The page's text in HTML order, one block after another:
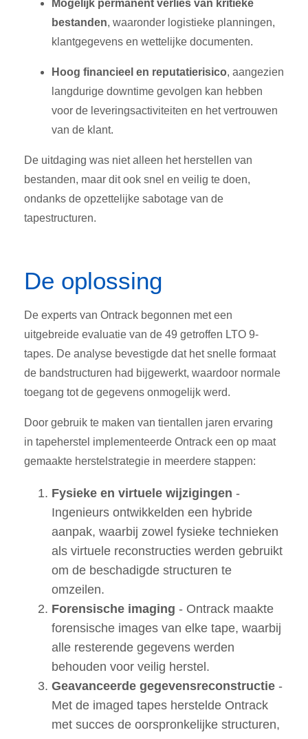
Mogelijk permanent verlies van kritieke
bestanden, waaronder logistieke planningen,
klantgegevens en wettelijke documenten.
Hoog financieel en reputatierisico, aangezien
langdurige downtime gevolgen kan hebben
voor de leveringsactiviteiten en het vertrouwen
van de klant.
De uitdaging was niet alleen het herstellen van
bestanden, maar dit ook snel en veilig te doen,
ondanks de opzettelijke sabotage van de
tapestructuren.
De oplossing
De experts van Ontrack begonnen met een
uitgebreide evaluatie van de 49 getroffen LTO 9-
tapes. De analyse bevestigde dat het snelle formaat
de bandstructuren had bijgewerkt, waardoor normale
toegang tot de gegevens onmogelijk werd.
Door gebruik te maken van tientallen jaren ervaring
in tapeherstel implementeerde Ontrack een op maat
gemaakte herstelstrategie in meerdere stappen:
Fysieke en virtuele wijzigingen -
Ingenieurs ontwikkelden een hybride
aanpak, waarbij zowel fysieke technieken
als virtuele reconstructies werden gebruikt
om de beschadigde structuren te
omzeilen.
Forensische imaging - Ontrack maakte
forensische images van elke tape, waarbij
alle resterende gegevens werden
behouden voor veilig herstel .
Geavanceerde gegevensreconstructie -
Met de imaged tapes herstelde Ontrack
met succes de oorspronkelijke structuren,